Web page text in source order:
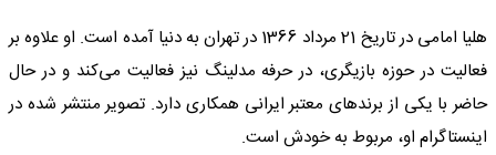
هلیا امامی در تاریخ 21 مرداد 1366 در تهران به دنیا آمده است. او علاوه بر
فعالیت در حوزه بازیگری، در حرفه مدلینگ نیز فعالیت می‌کند و در حال
حاضر با یکی از برندهای معتبر ایرانی همکاری دارد. تصویر منتشر شده در
اینستاگرام او، مربوط به خودش است.